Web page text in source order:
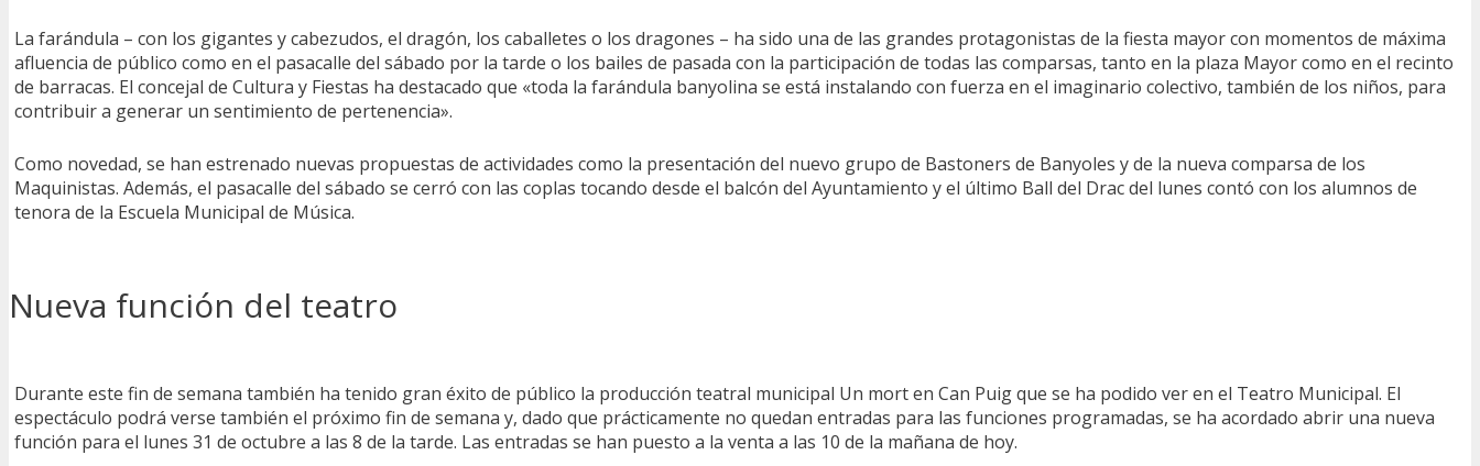
La farándula – con los gigantes y cabezudos, el dragón, los caballetes o los dragones – ha sido una de las grandes protagonistas de la fiesta mayor con momentos de máxima
afluencia de público como en el pasacalle del sábado por la tarde o los bailes de pasada con la participación de todas las comparsas, tanto en la plaza Mayor como en el recinto
de barracas. El concejal de Cultura y Fiestas ha destacado que «toda la farándula banyolina se está instalando con fuerza en el imaginario colectivo, también de los niños, para
contribuir a generar un sentimiento de pertenencia».
Como novedad, se han estrenado nuevas propuestas de actividades como la presentación del nuevo grupo de Bastoners de Banyoles y de la nueva comparsa de los
Maquinistas. Además, el pasacalle del sábado se cerró con las coplas tocando desde el balcón del Ayuntamiento y el último Ball del Drac del lunes contó con los alumnos de
tenora de la Escuela Municipal de Música.
Nueva función del teatro
Durante este fin de semana también ha tenido gran éxito de público la producción teatral municipal Un mort en Can Puig que se ha podido ver en el Teatro Municipal. El
espectáculo podrá verse también el próximo fin de semana y, dado que prácticamente no quedan entradas para las funciones programadas, se ha acordado abrir una nueva
función para el lunes 31 de octubre a las 8 de la tarde. Las entradas se han puesto a la venta a las 10 de la mañana de hoy.